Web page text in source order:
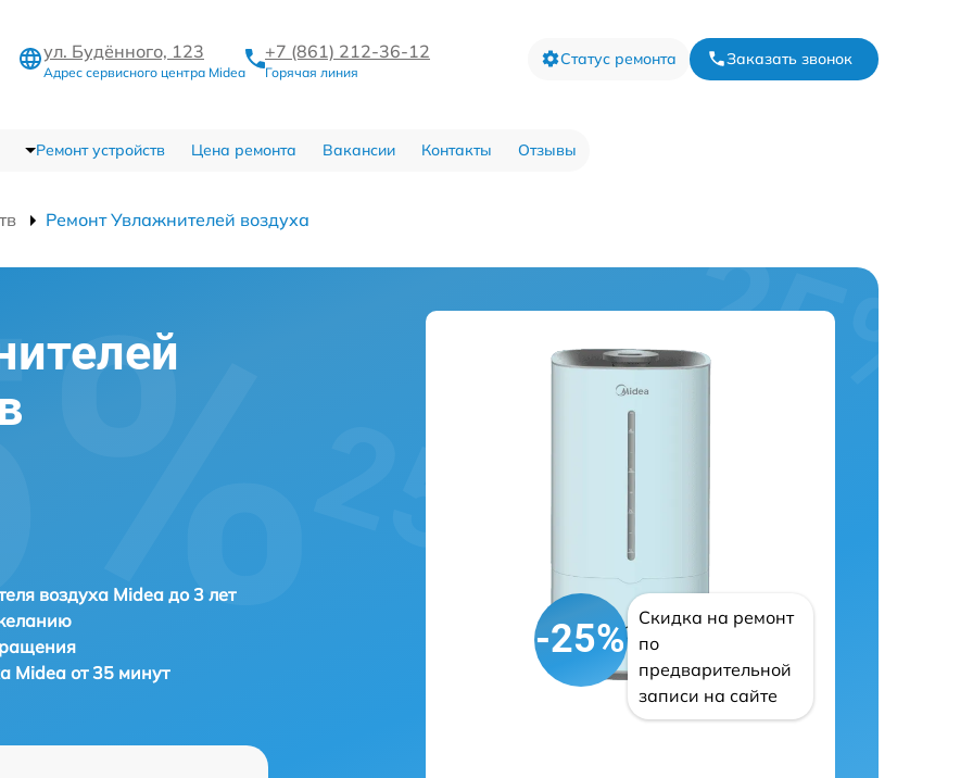
ул. Будённого, 123
Адрес сервисного центра Midea
+7 (861) 212-36-12
Горячая линия
Статус ремонта Заказать звонок
Ремонт устройств Цена ремонта Вакансии Контакты Отзывы
Ремонт Увлажнителей воздуха
воздуха Midea до 3 лет
Midea от 35 минут
-25%
Скидка на ремонт
по
предварительной
записи на сайте